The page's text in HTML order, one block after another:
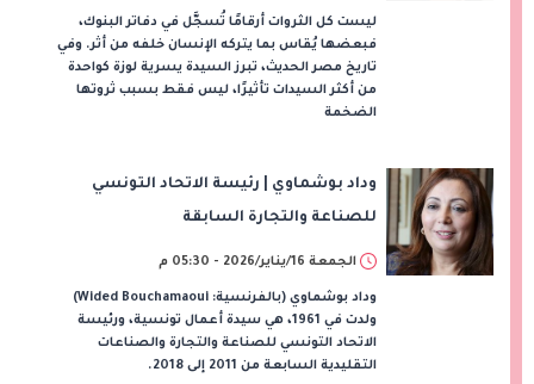
ليست كل الثروات أرقامًا تُسجَّل في دفاتر البنوك،
فبعضها يُقاس بما يتركه الإنسان خلفه من أثر. وفي
تاريخ مصر الحديث، تبرز السيدة يسرية لوزة كواحدة
من أكثر السيدات تأثيرًا، ليس فقط بسبب ثروتها
الضخمة
وداد بوشماوي | رئيسة الاتحاد التونسي
للصناعة والتجارة السابقة
الجمعة 16/يناير/2026 - 05:30 م
وداد بوشماوي (بالفرنسية: Wided Bouchamaoui)
ولدت في 1961، هي سيدة أعمال تونسية، ورئيسة
الاتحاد التونسي للصناعة والتجارة والصناعات
التقليدية السابعة من 2011 إلى 2018.